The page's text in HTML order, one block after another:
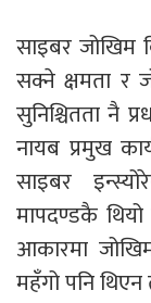
साइबर जोखिम
सक्ने क्षमता र
सुनिश्चितता नै
नायब प्रमुख
साइबर
मापदण्डकै
आकारमा
महँगो पनि